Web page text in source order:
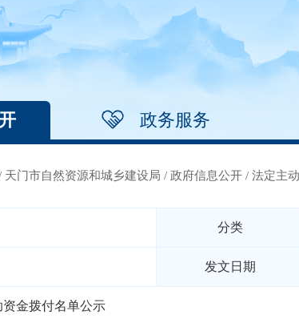
政务服务
天门市自然资源和城乡建设局 / 政府信息公开 / 法定主
分类
发文日期
金拨付名单公示